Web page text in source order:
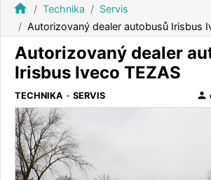
home Technika
Servis
Autorizovaný dealer autobusů Irisbus
Autorizovaný dealer
Irisbus Iveco TEZAS
TECHNIKA - SERVIS person